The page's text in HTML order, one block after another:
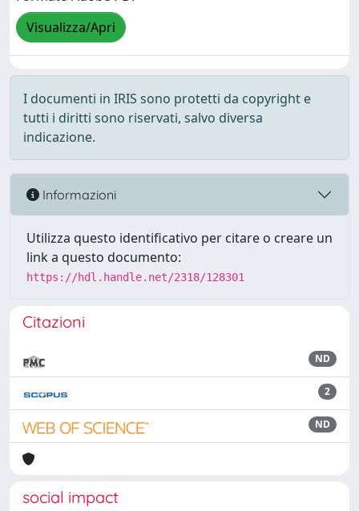
Visualizza/Apri
I documenti in IRIS sono protetti da copyright e
tutti i diritti sono riservati, salvo diversa
indicazione.
Informazioni
Utilizza questo identificativo per citare o creare un
link a questo documento:
https://hdl.handle.net/2318/128301
Citazioni
ND
2
ND
social impact